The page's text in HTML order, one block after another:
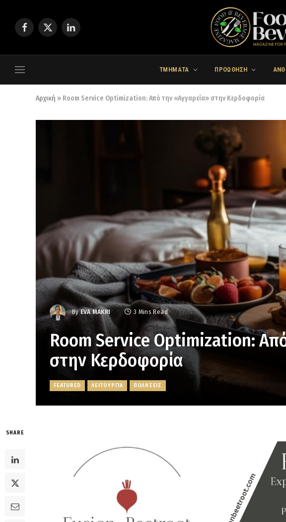
Facebook
X
LinkedIn
ΤΜΗΜΑΤΑ ΠΡΟΩΘΗΣΗ
Αρχική » Room Service Optimization: Από την «Αγγαρεία» στην Κερδοφορία
By EVA MAKRI 3 Mins Read
Room Service Optimization:
στην Κερδοφορία
FEATURED ΛΕΙΤΟΥΡΓΙΑ ΠΩΛΗΣΕΙΣ
SHARE